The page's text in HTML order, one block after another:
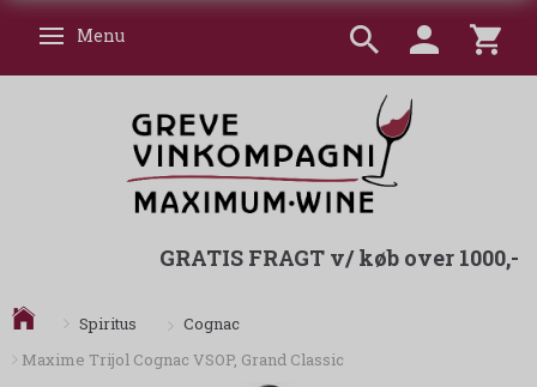
Skifte navigation
Menu
GRATIS FRAGT v/ køb over 1000,-
Spiritus
Cognac
Maxime Trijol Cognac VSOP, Grand Classic